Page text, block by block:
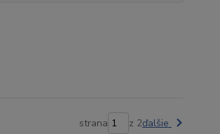
strana z 2ďalšie